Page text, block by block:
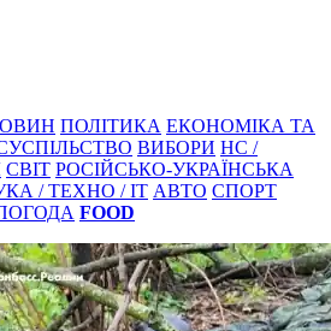
ПОЛІТИКА ЕКОНОМІКА ТА
ВИБОРИ НС /
СВІТ РОСІЙСЬКО-УКРАЇНСЬКА
/ ТЕХНО / IT АВТО СПОРТ
FOOD